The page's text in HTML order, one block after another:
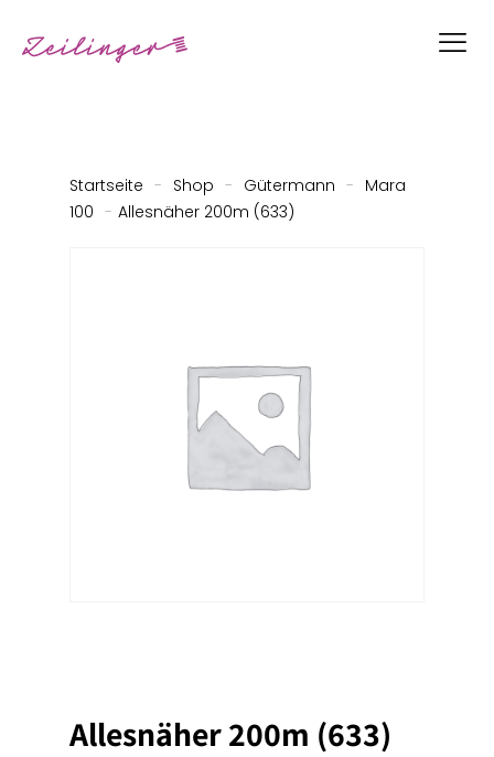
Startseite - Shop - Gütermann - Mara
100 - Allesnäher 200m (633)
Allesnäher 200m (633)